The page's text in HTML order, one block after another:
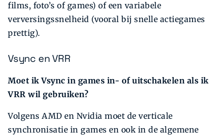
films, foto’s of games) of een variabele
verversingssnelheid (vooral bij snelle actiegames
prettig).
Vsync en VRR
Moet ik Vsync in games in- of uitschakelen als ik
VRR wil gebruiken?
Volgens AMD en Nvidia moet de verticale
synchronisatie in games en ook in de algemene